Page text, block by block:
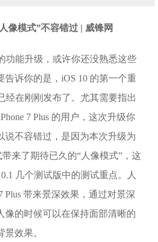
像模式”不容错过 | 威锋网
功能升级，或许你还没熟悉这些
告诉你的是，iOS 10 的第一个重
经在刚刚发布了。尤其需要指出
7 Plus 的用户，这次升级你
说不容错过，是因为本次升级为
带来了期待已久的“人像模式”，这
几个测试版中的测试重点。人
Plus 带来景深效果，通过对景深
像的时候可以在保持面部清晰的
效果。